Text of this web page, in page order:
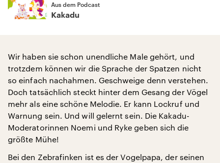
Aus dem Podcast
Kakadu
Wir haben sie schon unendliche Male gehört, und
trotzdem können wir die Sprache der Spatzen nicht
so einfach nachahmen. Geschweige denn verstehen.
Doch tatsächlich steckt hinter dem Gesang der Vögel
mehr als eine schöne Melodie. Er kann Lockruf und
Warnung sein. Und will gelernt sein. Die Kakadu-
Moderatorinnen Noemi und Ryke geben sich die
größte Mühe!
Bei den Zebrafinken ist es der Vogelpapa, der seinen